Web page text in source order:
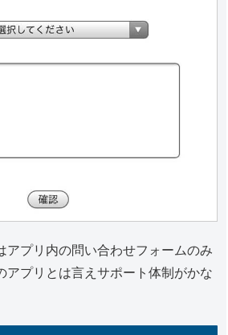
アプリ内の問い合わせフォームのみ
アプリとは言えサポート体制がかな